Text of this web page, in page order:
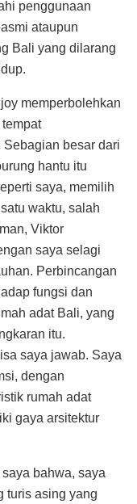
penggunaan
ataupun
Bali yang dilarang
memperbolehkan
besar dari
hantu itu
saya, memilih
waktu, salah
Viktor
saya selagi
Perbincangan
fungsi dan
adat Bali, yang
itu.
saya jawab. Saya
dengan
rumah adat
gaya arsitektur
bahwa, saya
turis asing yang